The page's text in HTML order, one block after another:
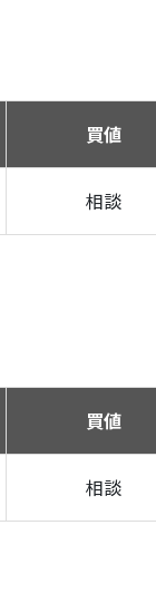
買値
相談
買値
相談